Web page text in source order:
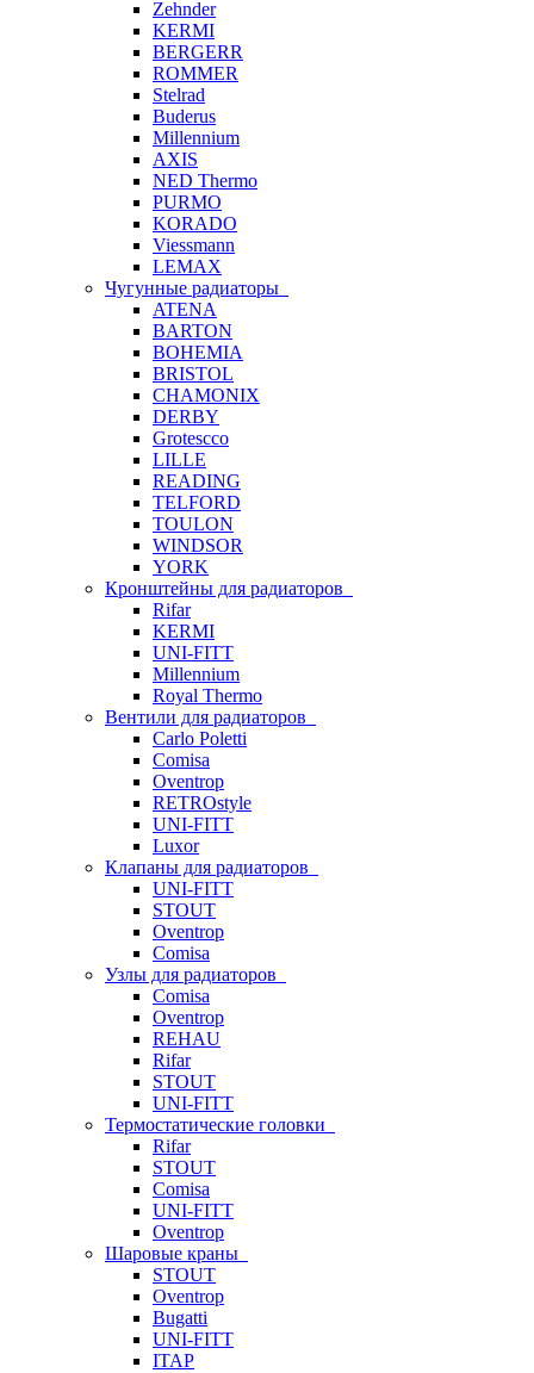
Zehnder
KERMI
BERGERR
ROMMER
Stelrad
Buderus
Millennium
AXIS
NED Thermo
PURMO
KORADO
Viessmann
LEMAX
Чугунные радиаторы
ATENA
BARTON
BOHEMIA
BRISTOL
CHAMONIX
DERBY
Grotescco
LILLE
READING
TELFORD
TOULON
WINDSOR
YORK
Кронштейны для радиаторов
Rifar
KERMI
UNI-FITT
Millennium
Royal Thermo
Вентили для радиаторов
Carlo Poletti
Comisa
Oventrop
RETROstyle
UNI-FITT
Luxor
Клапаны для радиаторов
UNI-FITT
STOUT
Oventrop
Comisa
Узлы для радиаторов
Comisa
Oventrop
REHAU
Rifar
STOUT
UNI-FITT
Термостатические головки
Rifar
STOUT
Comisa
UNI-FITT
Oventrop
Шаровые краны
STOUT
Oventrop
Bugatti
UNI-FITT
ITAP